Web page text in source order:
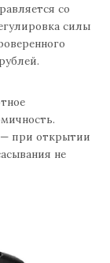
со
силы
при открытии
не